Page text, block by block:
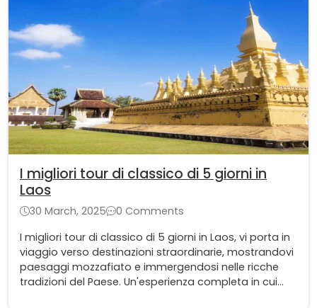
I migliori tour di classico di 5 giorni in
Laos
30 March, 2025
0 Comments
I migliori tour di classico di 5 giorni in Laos, vi porta in
viaggio verso destinazioni straordinarie, mostrandovi
paesaggi mozzafiato e immergendosi nelle ricche
tradizioni del Paese. Un'esperienza completa in cui